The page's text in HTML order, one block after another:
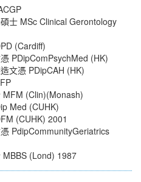
士 MSc Clinical Gerontology
(Cardiff)
PDipComPsychMed (HK)
文憑 PDipCAH (HK)
MFM (Clin)(Monash)
Med (CUHK)
(CUHK) 2001
PdipCommunityGeriatrics
MBBS (Lond) 1987